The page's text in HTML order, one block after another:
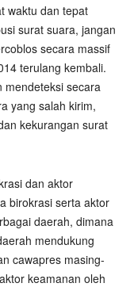
waktu dan tepat
surat suara, jangan
secara massif
terulang kembali.
mendeteksi secara
yang salah kirim,
kekurangan surat
dan aktor
birokrasi serta aktor
daerah, dimana
mendukung
cawapres masing-
keamanan oleh